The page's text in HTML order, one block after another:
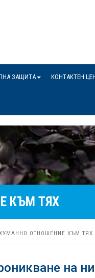
ЗАЩИТА КОНТАКТЕН
КЪМ ТЯХ
ОТНОШЕНИЕ КЪМ ТЯХ
на